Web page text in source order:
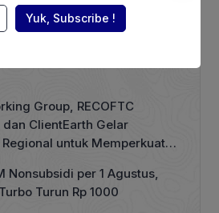
Group, RECOFTC
ClientEarth Gelar
untuk Memperkuat
Nonsubsidi per 1 Agustus,
Turun Rp 1000
Yuk, Subscribe !